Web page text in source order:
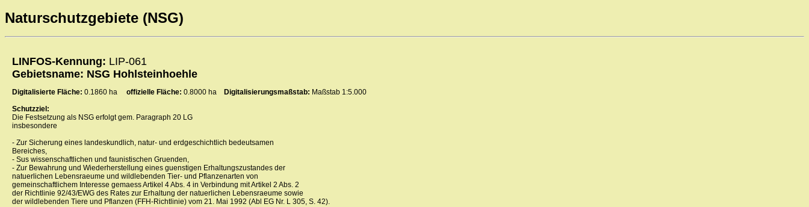
Naturschutzgebiete (NSG)
LINFOS-Kennung: LIP-061
Gebietsname: NSG Hohlsteinhoehle
Digitalisierte Fläche: 0.1860 ha offizielle Fläche: 0.8000 ha Digitalisierungsmaßstab: Maßstab 1:5.000
Schutzziel:
Die Festsetzung als NSG erfolgt gem. Paragraph 20 LG
insbesondere
- Zur Sicherung eines landeskundlich, natur- und erdgeschichtlich bedeutsamen
Bereiches,
- Sus wissenschaftlichen und faunistischen Gruenden,
- Zur Bewahrung und Wiederherstellung eines guenstigen Erhaltungszustandes der
natuerlichen Lebensraeume und wildlebenden Tier- und Pflanzenarten von
gemeinschaftlichem Interesse gemaess Artikel 4 Abs. 4 in Verbindung mit Artikel 2 Abs. 2
der Richtlinie 92/43/EWG des Rates zur Erhaltung der natuerlichen Lebensraeume sowie
der wildlebenden Tiere und Pflanzen (FFH-Richtlinie) vom 21. Mai 1992 (Abl EG Nr. L 305, S. 42).